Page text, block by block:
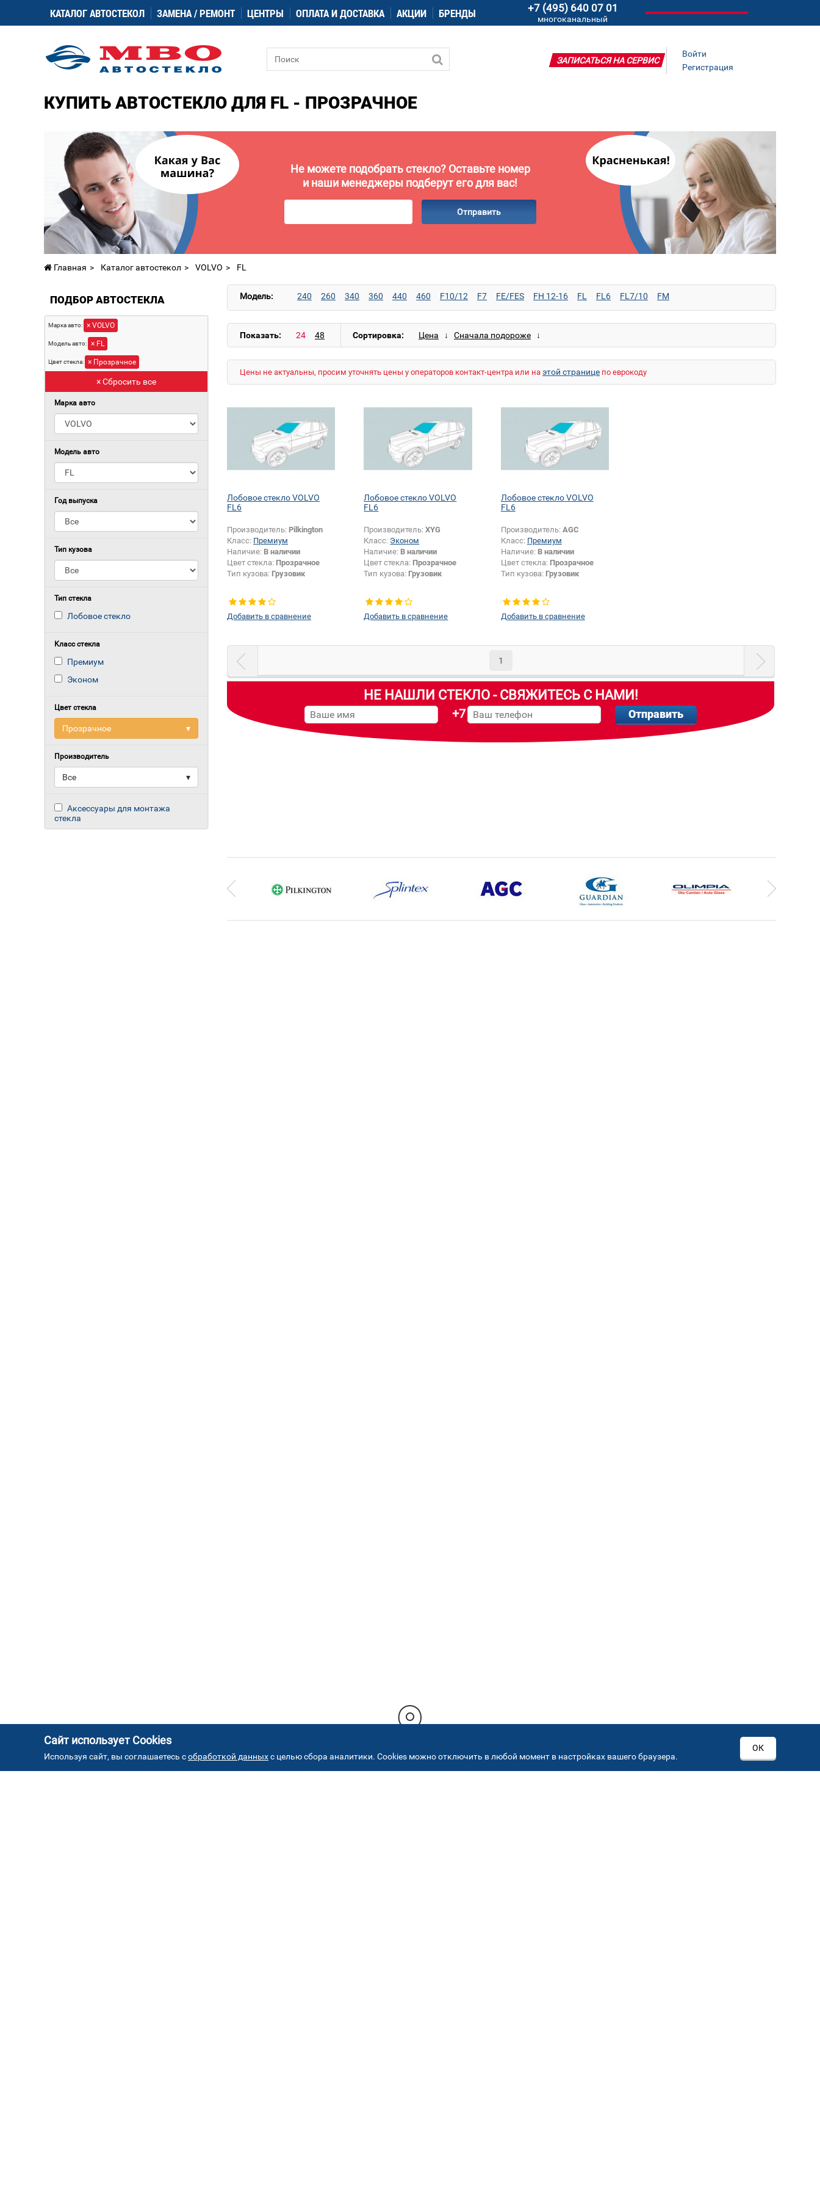
КАТАЛОГ АВТОСТЕКОЛ ЗАМЕНА / РЕМОНТ ЦЕНТРЫ ОПЛАТА И ДОСТАВКА АКЦИИ БРЕНДЫ +7 (495) 640 07 01
многоканальный
Войти
Регистрация
ЗАПИСАТЬСЯ НА СЕРВИС
КУПИТЬ АВТОСТЕКЛО ДЛЯ FL - ПРОЗРАЧНОЕ
Не можете подобрать стекло? Оставьте номер
и наши менеджеры подберут его для вас!
Отправить
Главная Каталог автостекол VOLVO FL
ПОДБОР АВТОСТЕКЛА
Марка авто: × VOLVO
Модель авто: × FL
Цвет стекла: × Прозрачное
× Сбросить все
Марка авто
Модель авто
Год выпуска
Тип кузова
Тип стекла
Лобовое стекло
Класс стекла
Премиум
Эконом
Цвет стекла
▾
Прозрачное
Производитель
▾
Все
Аксессуары для монтажа
стекла
Модель: 240 260 340 360 440 460 F10/12 F7 FE/FES FH 12-16 FL FL6 FL7/10 FM
Показать: Сортировка:
Цены не актуальны, просим уточнять цены у операторов контакт-центра или на этой странице по еврокоду
Лобовое стекло VOLVO
FL6
Производитель: Pilkington
Класс: Премиум
Наличие: В наличии
Цвет стекла: Прозрачное
Тип кузова: Грузовик
Добавить в сравнение
Лобовое стекло VOLVO
FL6
Производитель:XYG
Класс: Эконом
Наличие: В наличии
Цвет стекла: Прозрачное
Тип кузова: Грузовик
Добавить в сравнение
Лобовое стекло VOLVO
FL6
Производитель: AGC
Класс: Премиум
Наличие: В наличии
Цвет стекла: Прозрачное
Тип кузова: Грузовик
Добавить в сравнение
1
НЕ НАШЛИ СТЕКЛО - СВЯЖИТЕСЬ С НАМИ!
+7 Отправить
АДРЕСА НАШИХ СЕРВИСНЫХ ЦЕНТРОВ
Сайт использует Cookies
Используя сайт, вы соглашаетесь собработкой данныхс целью сбора аналитики. Cookies можно отключить в любой момент в настройках вашего браузера.
ОК